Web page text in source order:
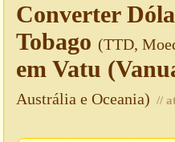
Converter
Tobago (TTD,
em Vatu
Austrália e Oceania) //